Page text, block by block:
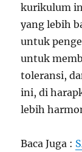
kurikulum
yang lebih
untuk
untuk
toleransi,
ini, di
lebih
Baca Juga :